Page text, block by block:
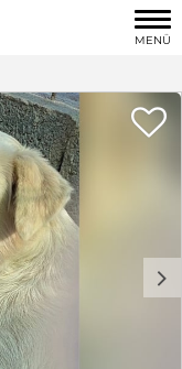
MENÜ

d